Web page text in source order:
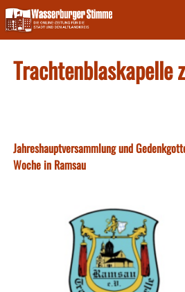
Skip
to
content
Trachtenblaskapelle
Jahreshauptversammlung und
Woche in Ramsau